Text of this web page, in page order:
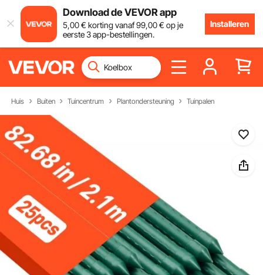
Download de VEVOR app
5,00€ korting vanaf99,00€ op je
eerste 3 app-bestellingen.
Installeren
Huis Buiten Tuincentrum Plantondersteuning Tuinpalen